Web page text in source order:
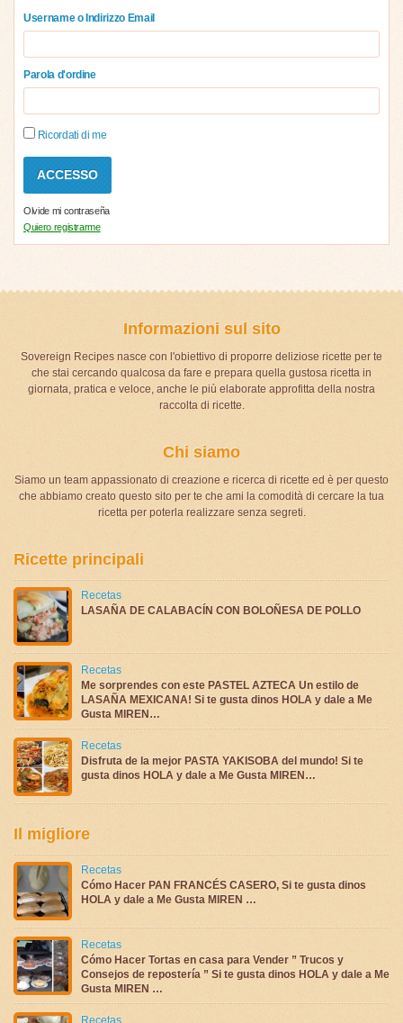
Username o Indirizzo Email
Parola d'ordine
Ricordati di me
Olvide mi contraseña
Quiero registrarme
Informazioni sul sito
Sovereign Recipes nasce con l'obiettivo di proporre deliziose ricette per te
che stai cercando qualcosa da fare e prepara quella gustosa ricetta in
giornata, pratica e veloce, anche le più elaborate approfitta della nostra
raccolta di ricette.
Chi siamo
Siamo un team appassionato di creazione e ricerca di ricette ed è per questo
che abbiamo creato questo sito per te che ami la comodità di cercare la tua
ricetta per poterla realizzare senza segreti.
Ricette principali
Recetas
LASAÑA DE CALABACÍN CON BOLOÑESA DE POLLO
Recetas
Me sorprendes con este PASTEL AZTECA Un estilo de
LASAÑA MEXICANA! Si te gusta dinos HOLA y dale a Me
Gusta MIREN…
Recetas
Disfruta de la mejor PASTA YAKISOBA del mundo! Si te
gusta dinos HOLA y dale a Me Gusta MIREN…
Il migliore
Recetas
Cómo Hacer PAN FRANCÉS CASERO, Si te gusta dinos
HOLA y dale a Me Gusta MIREN …
Recetas
Cómo Hacer Tortas en casa para Vender ” Trucos y
Consejos de repostería ” Si te gusta dinos HOLA y dale a Me
Gusta MIREN …
Recetas